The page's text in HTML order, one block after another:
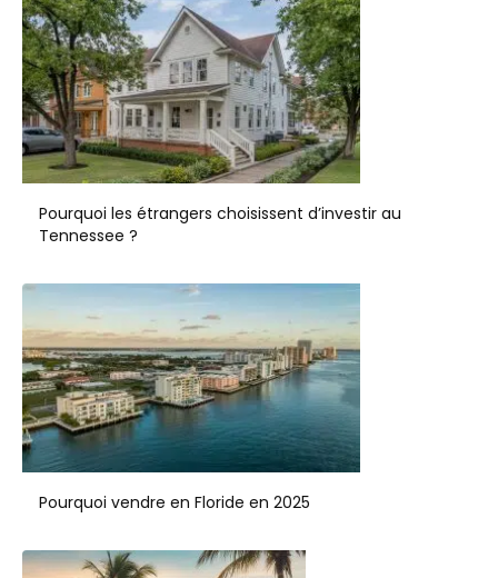
Pourquoi les étrangers choisissent d’investir au
Tennessee ?
Pourquoi vendre en Floride en 2025